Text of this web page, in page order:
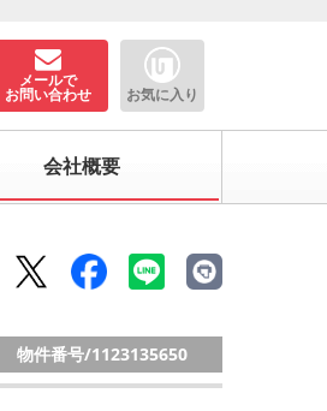
メールで
お問い合わせ お気に入り
会社概要
物件番号/1123135650